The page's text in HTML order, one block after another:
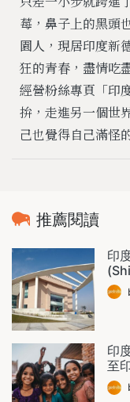
莓，鼻子上的黑頭
園人，現居印度新
狂的青春，盡情吃
經營粉絲專頁「印
拚，走進另一個世
己也覺得自己滿怪
推薦閱讀
印
印
至